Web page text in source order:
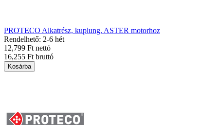
PROTECO Alkatrész, kuplung, ASTER motorhoz
Rendelhető: 2-6 hét
12,799 Ft nettó
16,255 Ft bruttó
Kosárba